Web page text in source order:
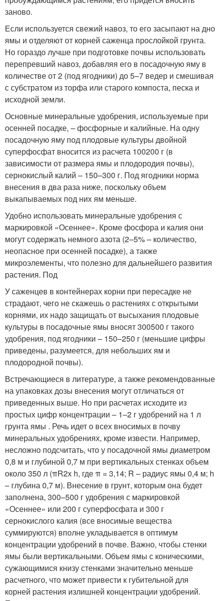
заново.
Если используется свежий навоз, то его засыпают на дно
ямы и отделяют от корней саженца прослойкой грунта.
Но гораздо лучше при подготовке почвы использовать
перепревший навоз, добавляя его в посадочную яму в
количестве от 2 (под ягодники) до 5–7 ведер и смешивая
с субстратом из торфа или старого компоста, песка и
исходной земли.
Основные минеральные удобрения, используемые при
осенней посадке, – фосфорные и калийные. На одну
посадочную яму под плодовые культуры двойной
суперфосфат вносится из расчета 100200 г (в
зависимости от размера ямы и плодородия почвы),
сернокислый калий – 150–300 г. Под ягодники норма
внесения в два раза ниже, поскольку объем
выкапываемых под них ям меньше.
Удобно использовать минеральные удобрения с
маркировкой «Осеннее». Кроме фосфора и калия они
могут содержать немного азота (2–5% – количество,
неопасное при осенней посадке), а также
микроэлементы, что полезно для дальнейшего развития
растения. Под
У саженцев в контейнерах корни при пересадке не
страдают, чего не скажешь о растениях с открытыми
корнями, их надо защищать от высыхания плодовые
культуры в посадочные ямы вносят 300500 г такого
удобрения, под ягодники – 150–250 г (меньшие цифры
приведены, разумеется, для небольших ям и
плодородной почвы).
Встречающиеся в литературе, а также рекомендованные
на упаковках дозы внесения могут отличаться от
приведенных выше. Но при расчетах исходите из
простых цифр концентрации – 1–2 г удобрений на 1 л
грунта ямы . Речь идет о всех вносимых в почву
минеральных удобрениях, кроме извести. Например,
несложно подсчитать, что у посадочной ямы диаметром
0,8 м и глубиной 0,7 м при вертикальных стенках объем
около 350 л (πR2x h, где π = 3,14; R – радиус ямы 0,4 м; h
– глубина 0,7 м). Внесение в грунт, которым она будет
заполнена, 300–500 г удобрения с маркировкой
«Осеннее» или 200 г суперфосфата и 300 г
сернокислого калия (все вносимые вещества
суммируются) вполне укладывается в оптимум
концентрации удобрений в почве. Важно, чтобы стенки
ямы были вертикальными. Объем ямы с коническими,
сужающимися книзу стенками значительно меньше
расчетного, что может привести к губительной для
корней растения излишней концентрации удобрений.